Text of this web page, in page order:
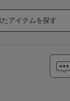
たアイテムを探す